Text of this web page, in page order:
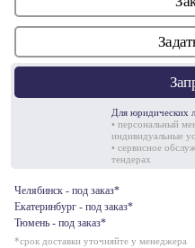
Для юридических
• персональный
индивидуальные
• сервисное
тендерах
Челябинск - под заказ*
Екатеринбург - под заказ*
Тюмень - под заказ*
*срок доставки уточняйте у менеджера